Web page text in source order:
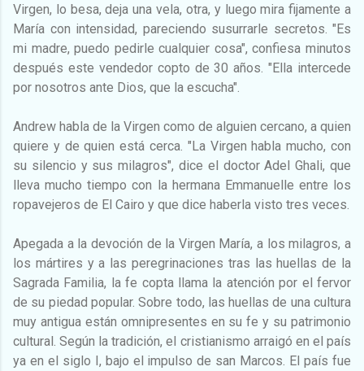
Virgen, lo besa, deja una vela, otra, y luego mira fijamente a
María con intensidad, pareciendo susurrarle secretos. "Es
mi madre, puedo pedirle cualquier cosa", confiesa minutos
después este vendedor copto de 30 años. "Ella intercede
por nosotros ante Dios, que la escucha".
Andrew habla de la Virgen como de alguien cercano, a quien
quiere y de quien está cerca. "La Virgen habla mucho, con
su silencio y sus milagros", dice el doctor Adel Ghali, que
lleva mucho tiempo con la hermana Emmanuelle entre los
ropavejeros de El Cairo y que dice haberla visto tres veces.
Apegada a la devoción de la Virgen María, a los milagros, a
los mártires y a las peregrinaciones tras las huellas de la
Sagrada Familia, la fe copta llama la atención por el fervor
de su piedad popular. Sobre todo, las huellas de una cultura
muy antigua están omnipresentes en su fe y su patrimonio
cultural. Según la tradición, el cristianismo arraigó en el país
ya en el siglo I, bajo el impulso de san Marcos. El país fue